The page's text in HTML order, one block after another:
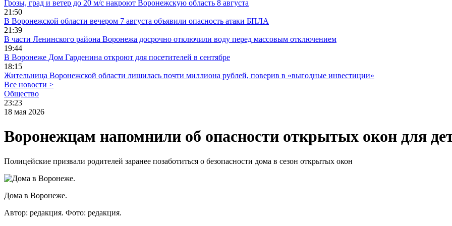
Грозы, град и ветер до 20 м/с накроют Воронежскую область 8 августа
21:50
В Воронежской области вечером 7 августа объявили опасность атаки БПЛА
21:39
В части Ленинского района Воронежа досрочно отключили воду перед массовым отключением
19:44
В Воронеже Дом Гарденина откроют для посетителей в сентябре
18:15
Жительница Воронежской области лишилась почти миллиона рублей, поверив в «выгодные инвестиции»
Все новости >
Общество
23:23
18 мая 2026
Воронежцам напомнили об опасности открытых окон для
Полицейские призвали родителей заранее позаботиться о безопасности дома в сезон открытых окон
Дома в Воронеже.
Автор: редакция. Фото: редакция.